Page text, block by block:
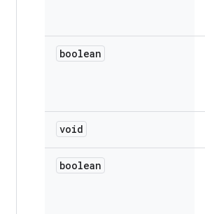
boolean
void
boolean